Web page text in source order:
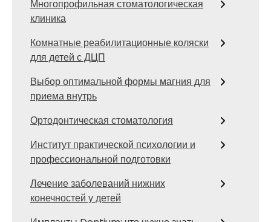
Многопрофильная стоматологическая
клиника
Комнатные реабилитационные коляски
для детей с ДЦП
Выбор оптимальной формы магния для
приема внутрь
Ортодонтическая стоматология
Институт практической психологии и
профессиональной подготовки
Лечение заболеваний нижних
конечностей у детей